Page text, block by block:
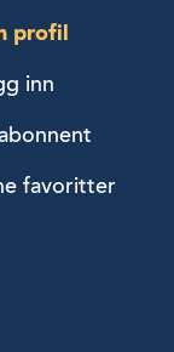
profil
inn
favoritter